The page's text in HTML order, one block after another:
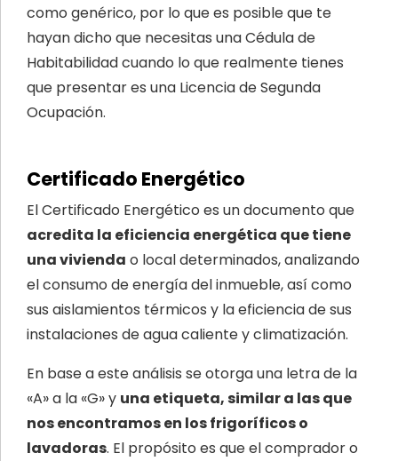
como genérico, por lo que es posible que te
hayan dicho que necesitas una Cédula de
Habitabilidad cuando lo que realmente tienes
que presentar es una Licencia de Segunda
Ocupación.
Certificado Energético
El Certificado Energético es un documento que
acredita la eficiencia energética que tiene
una vivienda o local determinados, analizando
el consumo de energía del inmueble, así como
sus aislamientos térmicos y la eficiencia de sus
instalaciones de agua caliente y climatización.
En base a este análisis se otorga una letra de la
«A» a la «G» y una etiqueta, similar a las que
nos encontramos en los frigoríficos o
lavadoras. El propósito es que el comprador o